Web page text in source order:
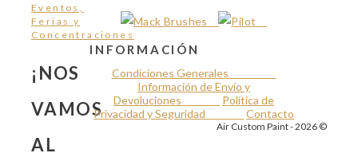
Eventos,
Ferias y
Concentraciones
¡NOS
VAMOS
AL
INFORMACIÓN
Condiciones Generales
Información de Envío y
Devoluciones
Política de
Privacidad y Seguridad
Contacto
Air Custom Paint - 2026 ©